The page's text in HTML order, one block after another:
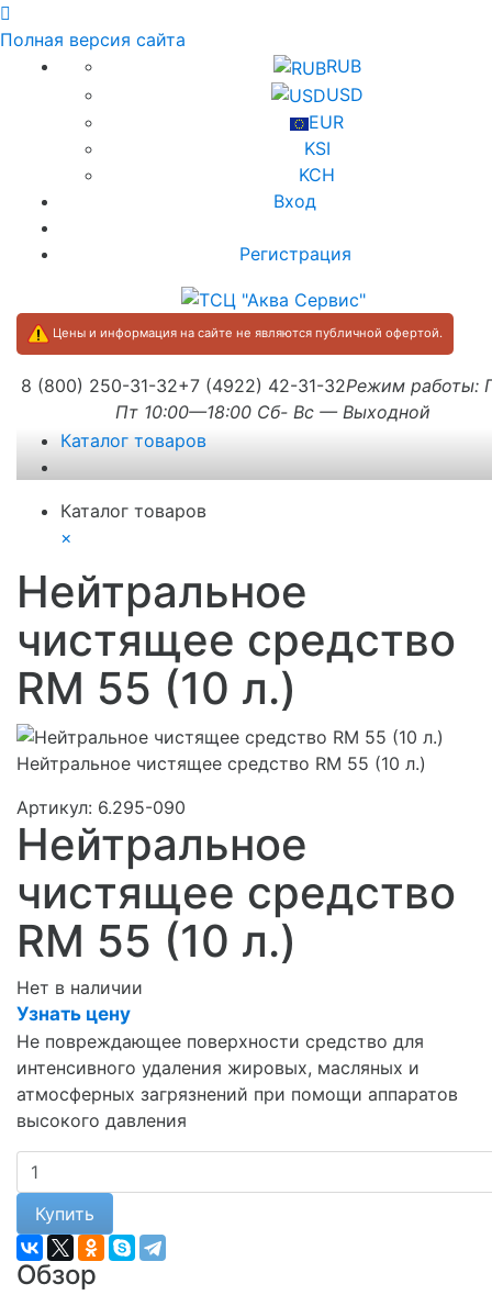
Полная версия сайта
RUB
USD
EUR
KSI
KCH
Вход
Регистрация
Цены и информация на сайте не являются публичной офертой.
8 (800) 250-31-32+7 (4922) 42-31-32Режим работы:
Пт 10:00—18:00 Сб- Вс — Выходной
Каталог товаров
Каталог товаров
×
Нейтральное
чистящее средство
RM 55 (10 л.)
Нейтральное чистящее средство RM 55 (10 л.)
Артикул: 6.295-090
Нейтральное
чистящее средство
RM 55 (10 л.)
Нет в наличии
Узнать цену
Не повреждающее поверхности средство для
интенсивного удаления жировых, масляных и
атмосферных загрязнений при помощи аппаратов
высокого давления
Купить
Обзор